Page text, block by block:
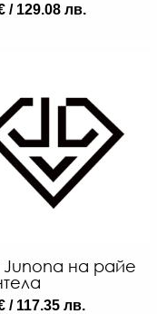
/ 129.08 лв.
на райе
/ 117.35 лв.